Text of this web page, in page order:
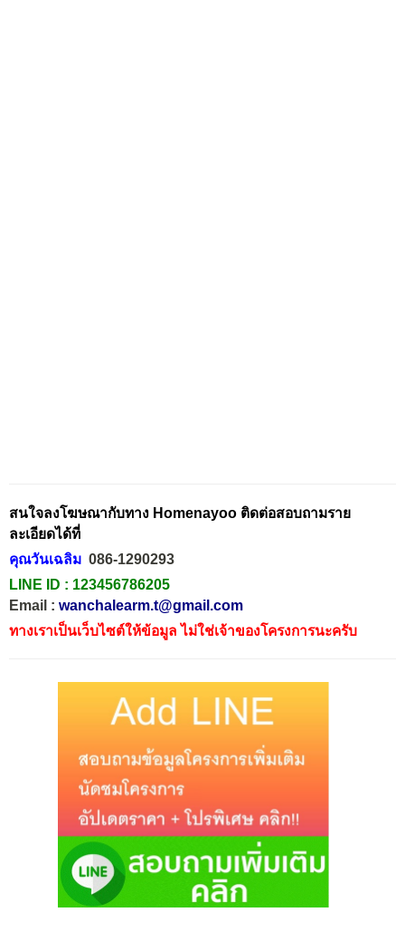
สนใจลงโฆษณากับทาง Homenayoo ติดต่อสอบถามราย
ละเอียดได้ที่
คุณวันเฉลิม 086-1290293
LINE ID : 123456786205
Email : wanchalearm.t@gmail.com
ทางเราเป็นเว็บไซต์ให้ข้อมูล ไม่ใช่เจ้าของโครงการนะครับ